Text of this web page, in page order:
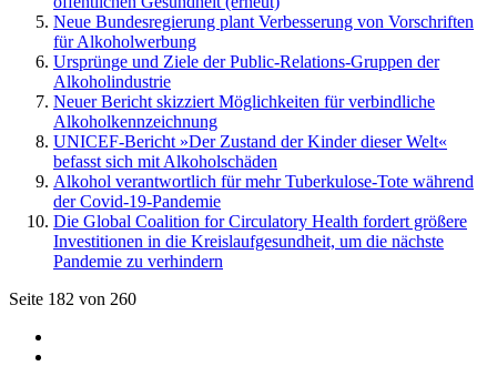
Neue Bundesregierung plant Verbesserung von Vorschriften
für Alkoholwerbung
Ursprünge und Ziele der Public-Relations-Gruppen der
Alkoholindustrie
Neuer Bericht skizziert Möglichkeiten für verbindliche
Alkoholkennzeichnung
UNICEF-Bericht »Der Zustand der Kinder dieser Welt«
befasst sich mit Alkoholschäden
Alkohol verantwortlich für mehr Tuberkulose-Tote während
der Covid-19-Pandemie
Die Global Coalition for Circulatory Health fordert größere
Investitionen in die Kreislaufgesundheit, um die nächste
Pandemie zu verhindern
Seite 182 von 260